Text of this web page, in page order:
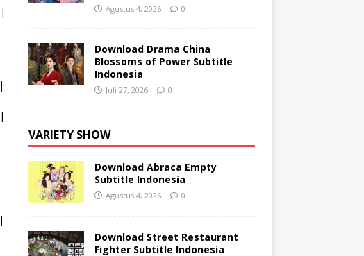
|
|
|
|
Agustus 4, 2026 0
Download Drama China
Blossoms of Power Subtitle
Indonesia
Juli 27, 2026 0
VARIETY SHOW
Download Abraca Empty
Subtitle Indonesia
Agustus 4, 2026 0
Download Street Restaurant
Fighter Subtitle Indonesia